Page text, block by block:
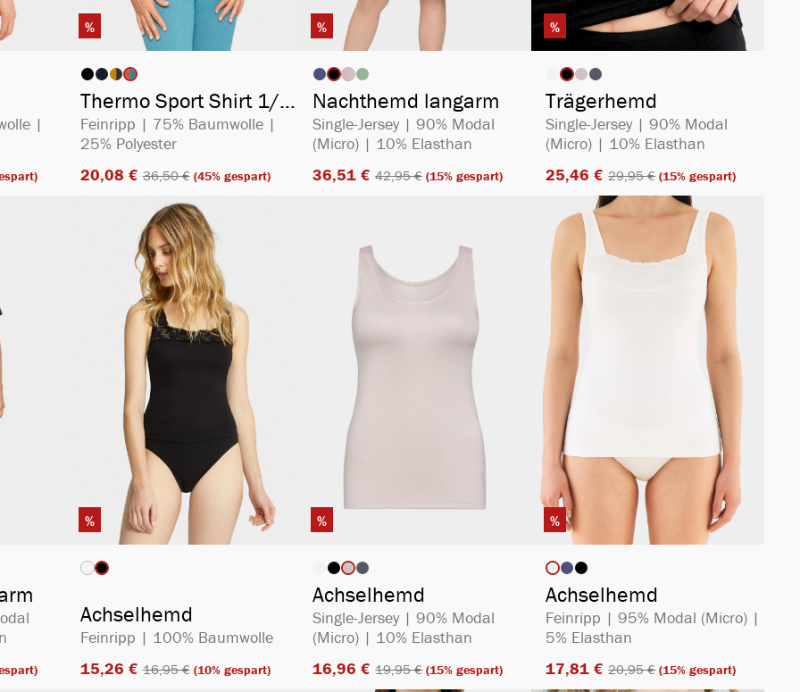
|
%
Artikelfarbe
Thermo Sport Shirt 1/1
Arm
Feinripp | 75% Baumwolle |
25% Polyester
20,08 €​ 36,50 €​(45% gespart)
%
Artikelfarbe
(Diese Option ist zurzeit nicht verfügbar.)
Nachthemd langarm
Single-Jersey | 90% Modal
(Micro) | 10% Elasthan
36,51 €​ 42,95 €​(15% gespart)
%
Artikelfarbe
Trägerhemd
Single-Jersey | 90% Modal
(Micro) | 10% Elasthan
25,46 €​ 29,95 €​(15% gespart)
nicht verfügbar.)
%
Artikelfarbe
(Diese Option ist zurzeit nicht verfügbar.)
Achselhemd
Feinripp | 100% Baumwolle
15,26 €​ 16,95 €​(10% gespart)
%
Artikelfarbe
Achselhemd
Single-Jersey | 90% Modal
(Micro) | 10% Elasthan
16,96 €​ 19,95 €​(15% gespart)
%
Artikelfarbe
Achselhemd
Feinripp | 95% Modal (Micro) |
5% Elasthan
17,81 €​ 20,95 €​(15% gespart)